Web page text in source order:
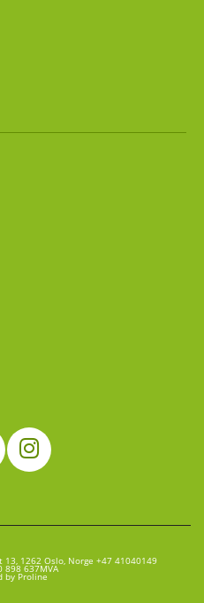
1262 Oslo, Norge +47 41040149
898 637MVA
by Proline